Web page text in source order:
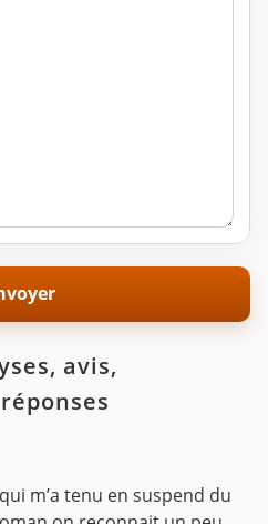
avis,
m’a tenu en suspend du